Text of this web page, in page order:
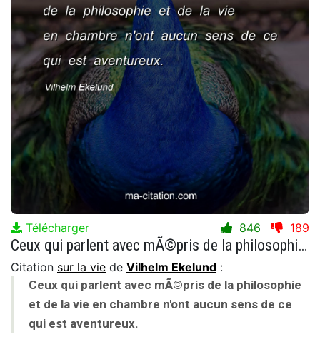
Télécharger 846 189
Ceux qui parlent avec mÃ©pris de la philosophie et de la vie en chambre n'ont aucun sens de ce qui est aventureux.
Citation sur la vie de Vilhelm Ekelund :
Ceux qui parlent avec mÃ©pris de la philosophie
et de la vie en chambre n'ont aucun sens de ce
qui est aventureux.